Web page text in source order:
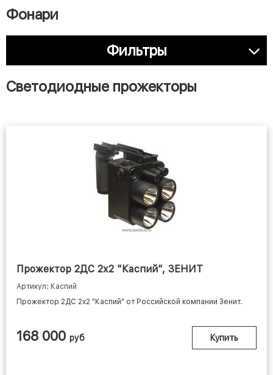
Фонари
Фильтры
Светодиодные прожекторы
Прожектор 2ДС 2х2 "Каспий", ЗЕНИТ
Артикул: Каспий
Прожектор 2ДС 2х2 "Каспий" от Российской компании Зенит.
168 000 руб Купить